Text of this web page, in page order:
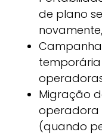
de plano
Migração
operadora
(quando